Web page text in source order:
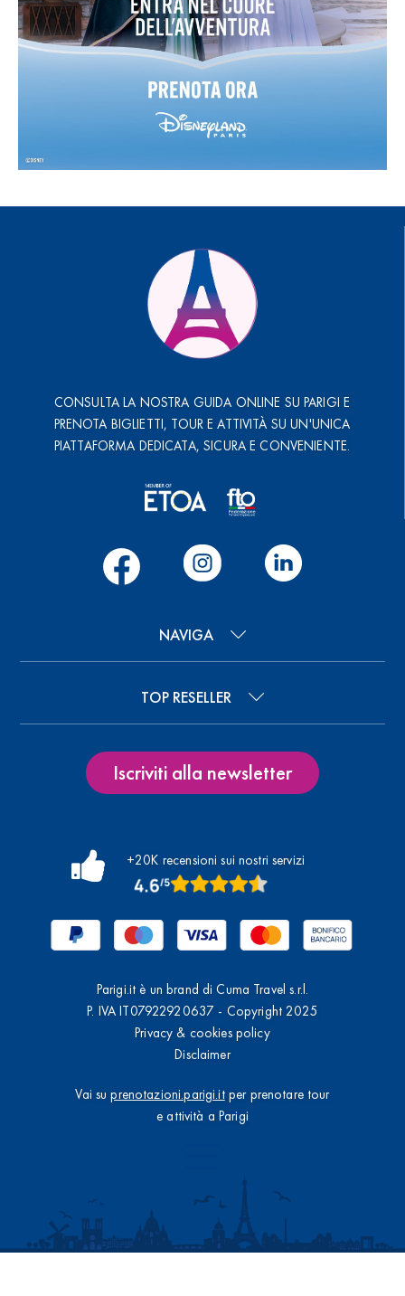
CONSULTA LA NOSTRA GUIDA ONLINE SU PARIGI E
PRENOTA BIGLIETTI, TOUR E ATTIVITÀ SU UN'UNICA
PIATTAFORMA DEDICATA, SICURA E CONVENIENTE.
NAVIGA
TOP RESELLER
Iscriviti alla newsletter
+20K recensioni sui nostri servizi
Parigi.it è un brand di Cuma Travel s.r.l.
P. IVA IT07922920637 - Copyright 2025
Privacy & cookies policy
Disclaimer
Vai suprenotazioni.parigi.itper prenotare tour
e attività a Parigi